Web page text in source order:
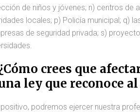
de niños y jóvenes; n) centros de
locales; p) Policía municipal; q)
de seguridad privada; s)
crees que
ley que reconoce
podremos ejercer nuestra